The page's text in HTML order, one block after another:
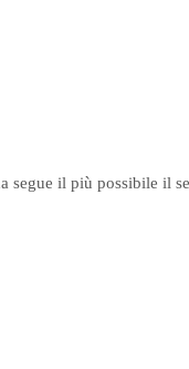
il più possibile il